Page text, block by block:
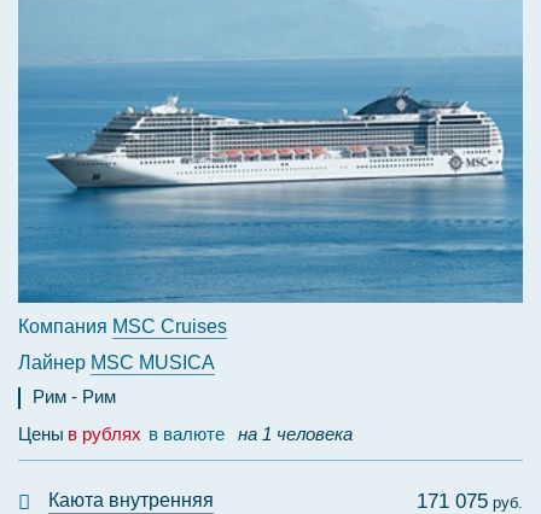
Компания MSC Cruises
Лайнер MSC MUSICA
Рим
Рим
Цены в рублях в валюте на 1 человека
Каюта внутренняя 171 075 руб.